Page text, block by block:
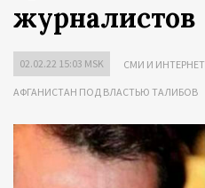
журналистов
02.02.22 15:03 MSK СМИ И ИНТЕРНЕТ
АФГАНИСТАН ПОД ВЛАСТЬЮ ТАЛИБОВ